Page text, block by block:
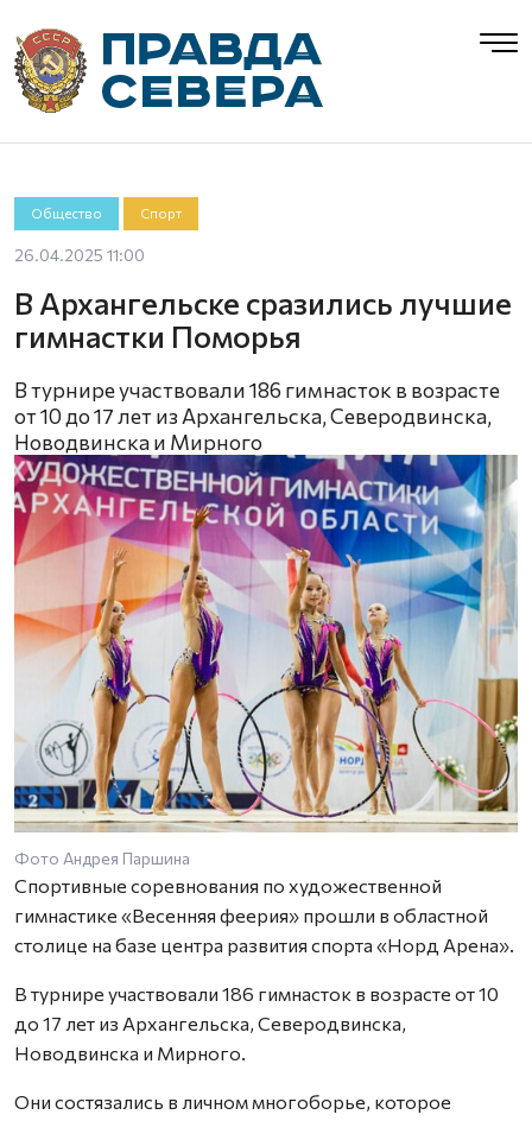
Общество Спорт
26.04.2025 11:00
В Архангельске сразились лучшие
гимнастки Поморья
В турнире участвовали 186 гимнасток в возрасте
от 10 до 17 лет из Архангельска, Северодвинска,
Новодвинска и Мирного
Фото Андрея Паршина
Спортивные соревнования по художественной
гимнастике «Весенняя феерия» прошли в областной
столице на базе центра развития спорта «Норд Арена».
В турнире участвовали 186 гимнасток в возрасте от 10
до 17 лет из Архангельска, Северодвинска,
Новодвинска и Мирного.
Они состязались в личном многоборье, которое